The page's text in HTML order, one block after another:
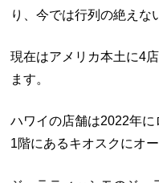
り、今では行列の絶えな
現在はアメリカ本土に4
ます。
ハワイの店舗は2022年
1階にあるキオスクにオ